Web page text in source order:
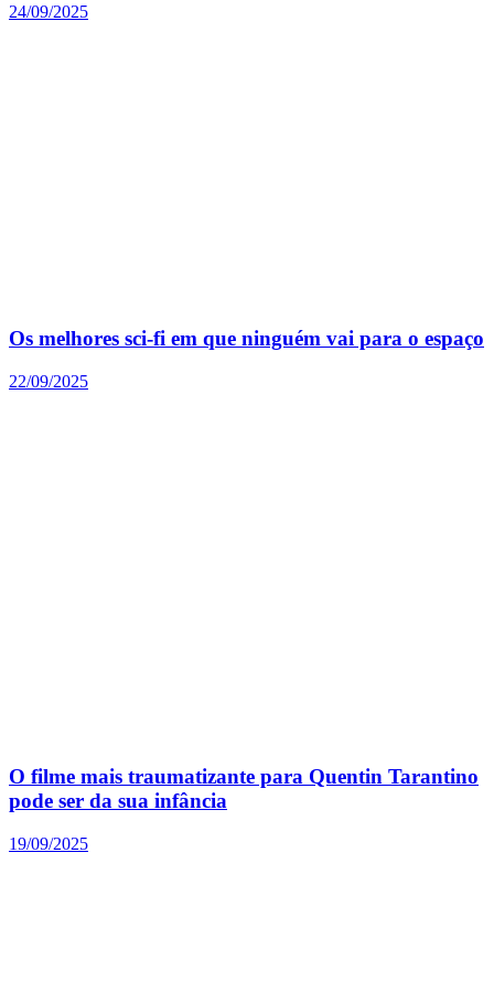
24/09/2025
Os melhores sci-fi em que ninguém vai para o espaço
22/09/2025
O filme mais traumatizante para Quentin Tarantino
pode ser da sua infância
19/09/2025